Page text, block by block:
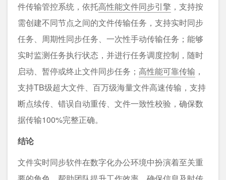
件传输管控系统，依托高性能文件同步引擎 ，支持按
需创建不同节点之间的文件传输任务，支持实时同步
任务、周期性同步任务、一次性手动传输任务；能够
实时监测任务执行状态，并进行任务调度控制，随时
启动、暂停或终止文件同步任务； 高性能可靠传输 ，
支持TB级超大文件、百万级海量文件高速传输，支持
断点续传、错误自动重传、文件一致性校验，确保数
据传输100%完整正确。
结论
文件实时同步软件在数字化办公环境中扮演着至关重